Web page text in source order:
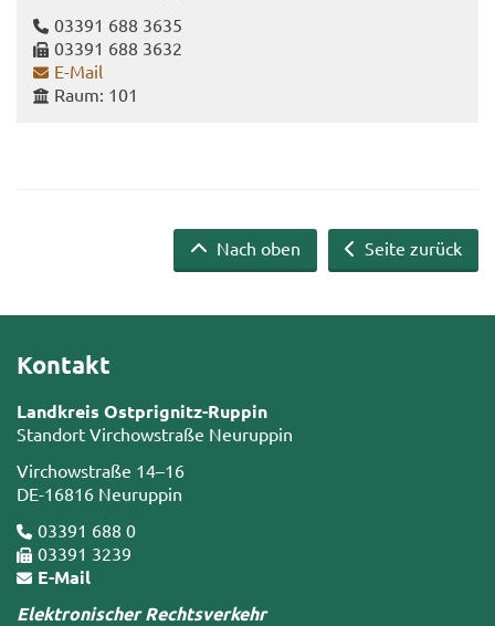
03391 688 3635
03391 688 3632
E-​Mail
Raum: 101
Seite zurück
Nach oben
Kontakt
Landkreis Ostprignitz-Ruppin
Standort Virchowstraße Neuruppin
Virchowstraße 14–16
DE-16816 Neuruppin
03391 688 0
03391 3239
E-Mail
Elektronischer Rechtsverkehr